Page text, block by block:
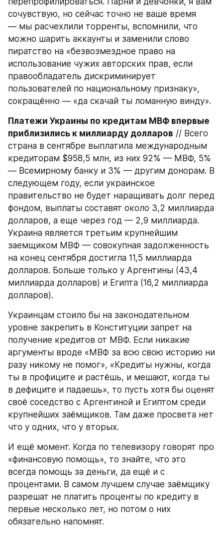
сочувствую, но сейчас точно не ваше время
— мы расчехлили торренты, вспомнили, что
можно шарить аккаунты и заменили слово
пиратство на «безвозмездное право на
использование чужих авторских прав, если
правообладатель дискриминирует
пользователей по национальному признаку»,
сокращённо — «да скачай ты ломанную винду».
Платежи Украины по кредитам МВФ впервые
приблизились к миллиарду долларов // Всего
страна в сентябре выплатила международным
кредиторам $958,5 млн, из них 92% — МВФ, 5%
— Всемирному банку и 3% — другим донорам. В
следующем году, если украинское
правительство не будет наращивать долг перед
фондом, выплаты составят около 3,2 миллиарда
долларов, а еще через год — 2,9 миллиарда.
Украина является третьим крупнейшим
заемщиком МВФ — совокупная задолженность
на конец сентября достигла 11,5 миллиарда
долларов. Больше только у Аргентины (43,4
миллиарда долларов) и Египта (16,2 миллиарда
долларов).
Украинцам стоило бы на законодательном
уровне закрепить в Конституции запрет на
получение кредитов от МВФ. Если никакие
аргументы вроде «МВФ за всю свою историю ни
разу никому не помог», «Кредиты нужны, когда
ты в профиците и растёшь, и мешают, когда ты
в дефиците и падаешь», то пусть хотя бы оценят
своё соседство с Аргентиной и Египтом среди
крупнейших заёмщиков. Там даже просвета нет
что у одних, что у вторых.
И ещё момент. Когда по телевизору говорят про
«финансовую помощь», то знайте, что это
всегда помощь за деньги, да ещё и с
процентами. В самом лучшем случае заёмщику
разрешат не платить проценты по кредиту в
первые несколько лет, но потом о них
обязательно напомнят.